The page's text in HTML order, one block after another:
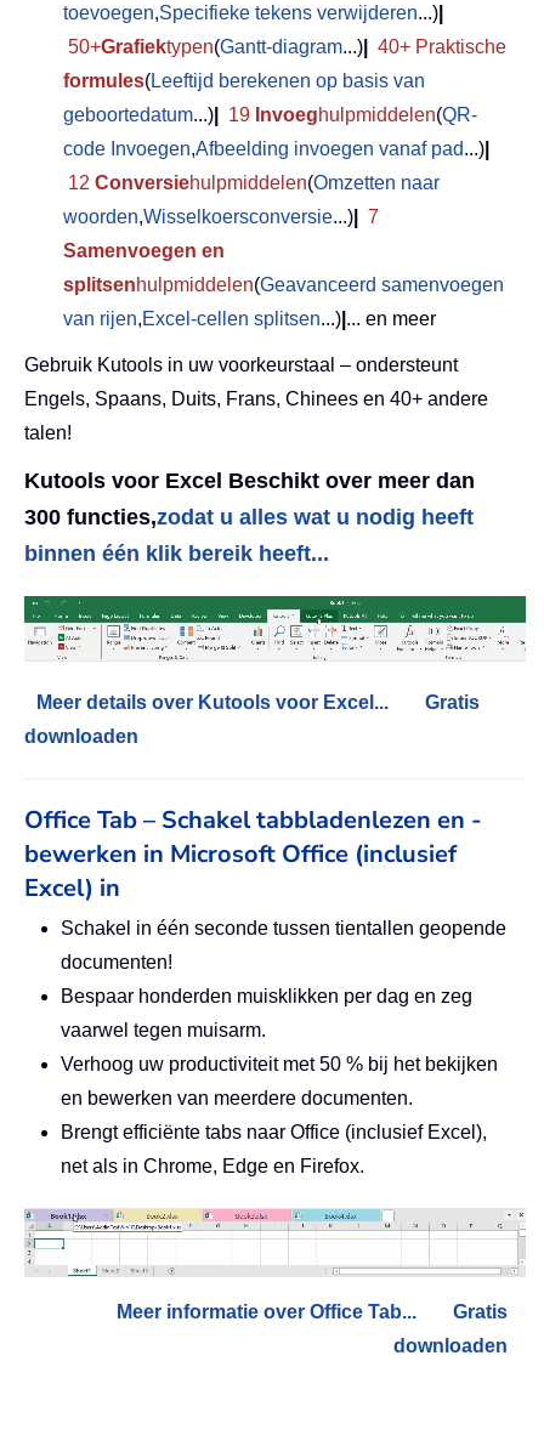
toevoegen,Specifieke tekens verwijderen...)
50+Grafiektypen(Gantt-diagram...)
40+ Praktische
formules(Leeftijd berekenen op basis van
geboortedatum...) 19 Invoeghulpmiddelen(QR-
code Invoegen,Afbeelding invoegen vanaf pad...)
12 Conversiehulpmiddelen(Omzetten naar
woorden,Wisselkoersconversie...)
7
Samenvoegen en
splitsenhulpmiddelen(Geavanceerd samenvoegen
van rijen,Excel-cellen splitsen...) ... en meer
Gebruik Kutools in uw voorkeurstaal – ondersteunt
Engels, Spaans, Duits, Frans, Chinees en 40+ andere
talen!
Kutools voor Excel Beschikt over meer dan
300 functies,zodat u alles wat u nodig heeft
binnen één klik bereik heeft...
Meer details over Kutools voor Excel...
Gratis
downloaden
Office Tab – Schakel tabbladenlezen en -
bewerken in Microsoft Office (inclusief
Excel) in
Schakel in één seconde tussen tientallen geopende
documenten!
Bespaar honderden muisklikken per dag en zeg
vaarwel tegen muisarm.
Verhoog uw productiviteit met 50 % bij het bekijken
en bewerken van meerdere documenten.
Brengt efficiënte tabs naar Office (inclusief Excel),
net als in Chrome, Edge en Firefox.
Meer informatie over Office Tab...
Gratis
downloaden